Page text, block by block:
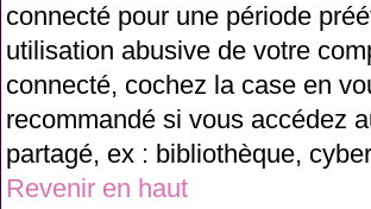
connecté pour une période
utilisation abusive de votre
connecté, cochez la case en
recommandé si vous accédez
partagé, ex : bibliothèque,
Revenir en haut